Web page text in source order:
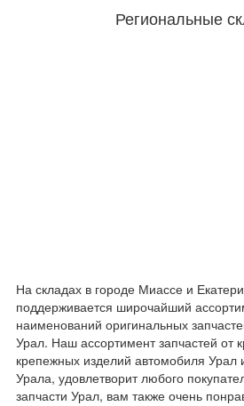
Региональные
На складах в городе Миассе и
поддерживается широчайший
наименований оригинальных
Урал. Наш ассортимент запчастей от
крепежных изделий автомобиля Урал
Урала, удовлетворит любого
запчасти Урал, вам также очень